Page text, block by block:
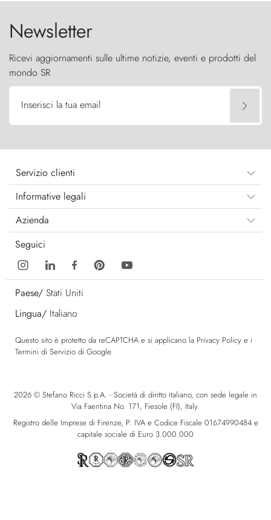
Newsletter
Ricevi aggiornamenti sulle ultime notizie, eventi e prodotti del
mondo SR
Inserisci la tua email
Servizio clienti
Informative legali
Azienda
Seguici
Paese/ Stati Uniti
Lingua/ Italiano
Questo sito è protetto da reCAPTCHA e si applicano la Privacy Policy e i
Termini di Servizio di Google.
2026 © Stefano Ricci S.p.A. - Società di diritto italiano, con sede legale in
Via Faentina No. 171, Fiesole (FI), Italy.
Registro delle Imprese di Firenze, P. IVA e Codice Fiscale 01674990484 e
capitale sociale di Euro 3.000.000